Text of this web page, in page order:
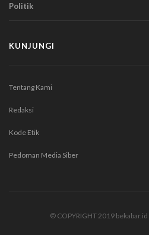
Politik
KUNJUNGI
Tentang Kami
Redaksi
Kode Etik
Pedoman Media Siber
© COPYRIGHT 2019 bekabar.id